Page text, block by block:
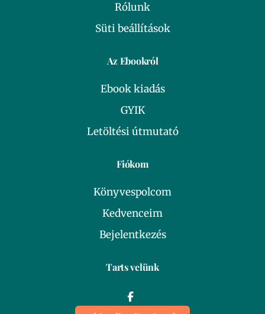
Rólunk
Süti beállítások
Az Ebookról
Ebook kiadás
GYIK
Letöltési útmutató
Fiókom
Könyvespolcom
Kedvenceim
Bejelentkezés
Tarts velünk